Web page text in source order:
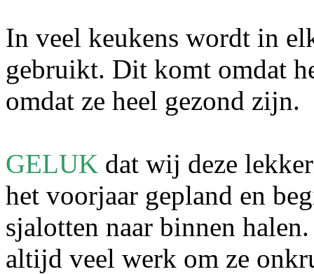
In veel keukens wordt in
gebruikt. Dit komt omdat
omdat ze heel gezond zijn.
GELUK dat wij deze
het voorjaar gepland en
sjalotten naar binnen
altijd veel werk om ze